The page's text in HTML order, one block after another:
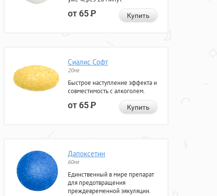
от 65Р Купить
Сиалис Софт
20мг
Быстрое наступление эффекта и
совместимость с алкоголем.
от 65Р Купить
Дапоксетин
60мг
Единственный в мире препарат
для предотвращения
преждевременной эякуляции.